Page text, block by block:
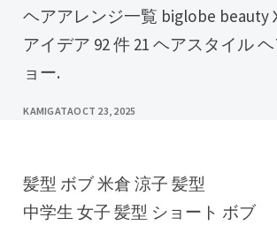
ヘアアレンジ一覧 biglobe beauty
アイデア 92 件 21 ヘアスタイル
ョー.
KAMIGATAOCT 23, 2025
髪型 ボブ 米倉 涼子 髪型
中学生 女子 髪型 ショート ボブ